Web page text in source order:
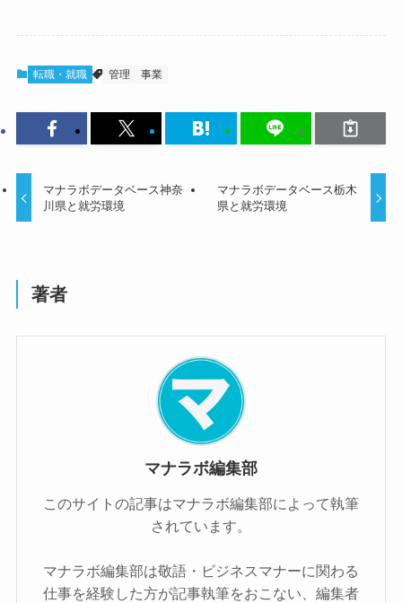
転職・就職 管理 事業
マナラボデータベース神奈
川県と就労環境
マナラボデータベース栃木
県と就労環境
著者
マナラボ編集部
このサイトの記事はマナラボ編集部によって執筆
されています。
マナラボ編集部は敬語・ビジネスマナーに関わる
仕事を経験した方が記事執筆をおこない、編集者